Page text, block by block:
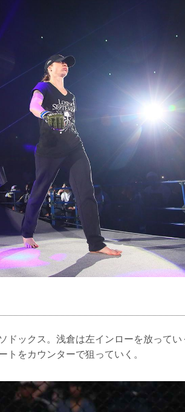
ドックス。浅倉は左インローを放ってい
トをカウンターで狙っていく。